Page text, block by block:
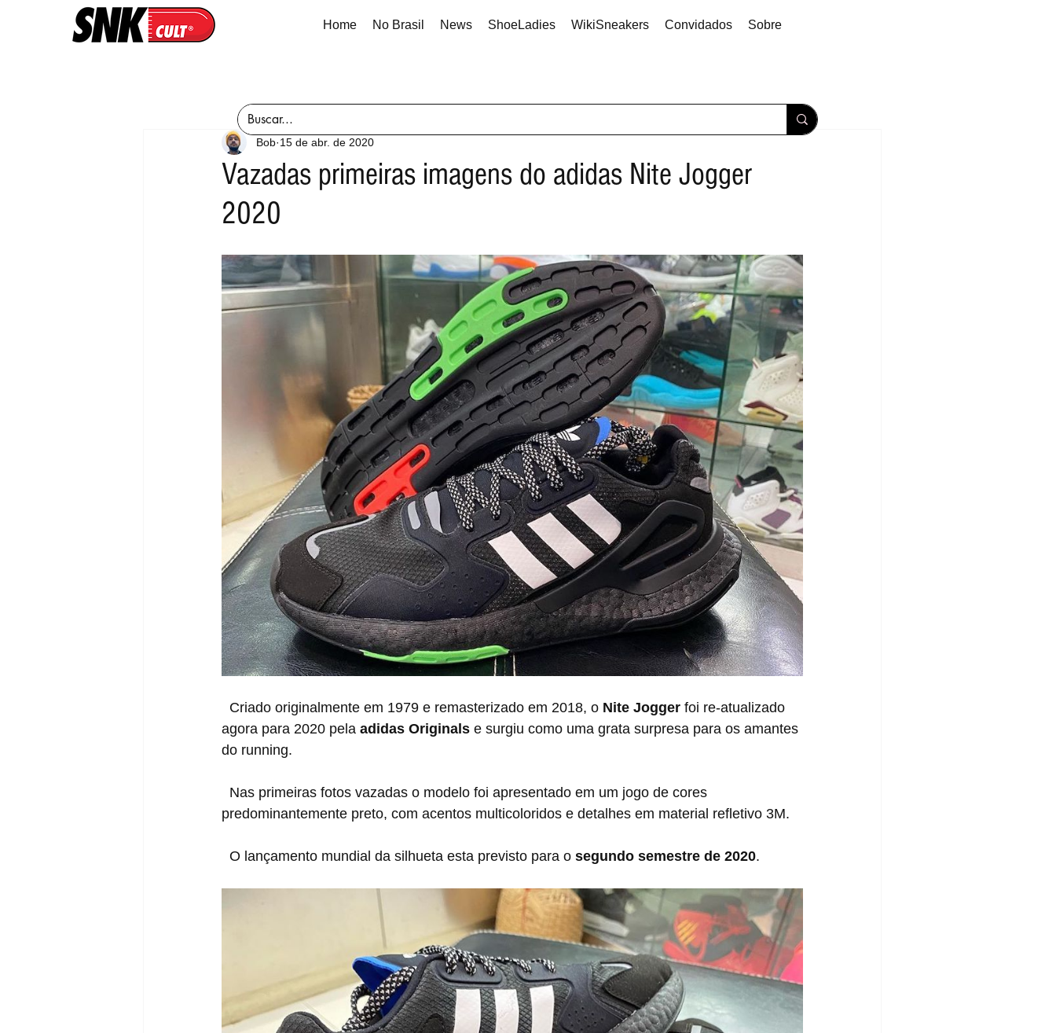
Home No Brasil News ShoeLadies WikiSneakers Convidados Sobre
Vazadas primeiras imagens do adidas Nite Jogger
2020
Bob 15 de abr. de 2020
  Criado originalmente em 1979 e remasterizado em 2018, o
Nite Jogger foi re-atualizado
agora para 2020 pela adidas Originals e surgiu como uma grata surpresa para os amantes
do running.
predominantemente preto, com acentos multicoloridos e detalhes em material refletivo 3M.
  O lançamento mundial da silhueta esta previsto para o
segundo semestre de 2020.